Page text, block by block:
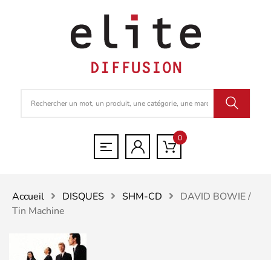
0
Accueil DISQUES SHM-CD
DAVID BOWIE /
Tin Machine